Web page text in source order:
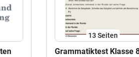
13 Seiten
Grammatiktest Klasse